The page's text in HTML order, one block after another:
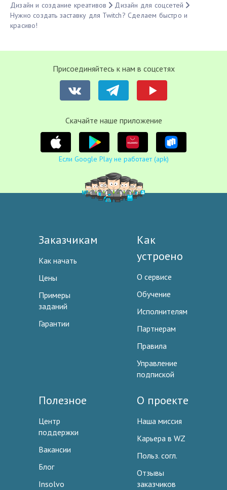
Дизайн и создание креативов
Дизайн для соцсетей
Нужно создать заставку для Twitch? Сделаем быстро и
красиво!
Присоединяйтесь к нам в соцсетях
Cкачайте наше приложение
Если Google Play не работает (apk)
Заказчикам
Как начать
Цены
Примеры
заданий
Гарантии
Как
устроено
О сервисе
Обучение
Исполнителям
Партнерам
Правила
Управление
подпиской
Полезное
Центр
поддержки
Вакансии
Блог
Insolvo
О проекте
Наша миссия
Карьера в WZ
Польз. согл.
Отзывы
заказчиков